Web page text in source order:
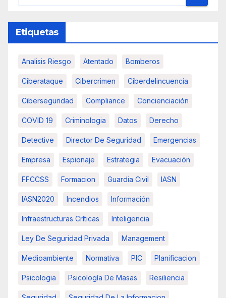
Etiquetas
Analisis Riesgo Atentado Bomberos
Ciberataque Cibercrimen Ciberdelincuencia
Ciberseguridad Compliance Concienciación
COVID 19 Criminologia Datos Derecho
Detective Director De Seguridad Emergencias
Empresa Espionaje Estrategia Evacuación
FFCCSS Formacion Guardia Civil IASN
IASN2020 Incendios Información
Infraestructuras Críticas Inteligencia
Ley De Seguridad Privada Management
Medioambiente Normativa PIC Planificacion
Psicologia Psicología De Masas Resiliencia